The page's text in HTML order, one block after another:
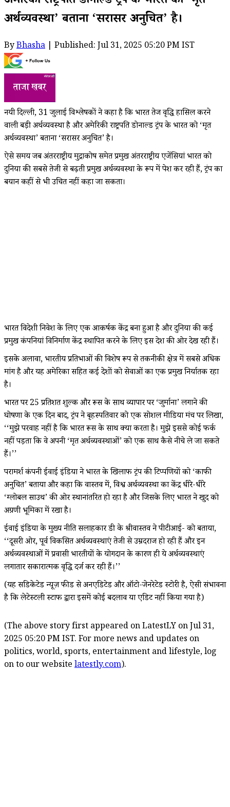
अर्थव्यवस्था’ बताना ‘सरासर अनुचित’ है।
ByBhasha | Published: Jul 31, 2025 05:20 PM IST
नयी दिल्ली, 31 जुलाई विश्लेषकों ने कहा है कि भारत तेज वृद्धि हासिल करने
वाली बड़ी अर्थव्यवस्था है और अमेरिकी राष्ट्रपति डोनाल्ड ट्रंप के भारत को ‘मृत
अर्थव्यवस्था’ बताना ‘सरासर अनुचित’ है।
ऐसे समय जब अंतरराष्ट्रीय मुद्राकोष समेत प्रमुख अंतरराष्ट्रीय एजेंसियां भारत को
दुनिया की सबसे तेजी से बढ़ती प्रमुख अर्थव्यवस्था के रूप में पेश कर रही हैं, ट्रंप का
बयान कहीं से भी उचित नहीं कहा जा सकता।
भारत विदेशी निवेश के लिए एक आकर्षक केंद्र बना हुआ है और दुनिया की कई
प्रमुख कंपनियां विनिर्माण केंद्र स्थापित करने के लिए इस देश की ओर देख रही हैं।
इसके अलावा, भारतीय प्रतिभाओं की विशेष रूप से तकनीकी क्षेत्र में सबसे अधिक
मांग है और यह अमेरिका सहित कई देशों को सेवाओं का एक प्रमुख निर्यातक रहा
है।
भारत पर 25 प्रतिशत शुल्क और रूस के साथ व्यापार पर ‘जुर्माना’ लगाने की
घोषणा के एक दिन बाद, ट्रंप ने बृहस्पतिवार को एक सोशल मीडिया मंच पर लिखा,
‘‘मुझे परवाह नहीं है कि भारत रूस के साथ क्या करता है। मुझे इससे कोई फर्क
नहीं पड़ता कि वे अपनी ‘मृत अर्थव्यवस्थाओं’ को एक साथ कैसे नीचे ले जा सकते
हैं।’’
परामर्श कंपनी ईवाई इंडिया ने भारत के खिलाफ ट्रंप की टिप्पणियों को ‘काफी
अनुचित’ बताया और कहा कि वास्तव में, विश्व अर्थव्यवस्था का केंद्र धीरे-धीरे
‘ग्लोबल साउथ’ की ओर स्थानांतरित हो रहा है और जिसके लिए भारत ने खुद को
अग्रणी भूमिका में रखा है।
ईवाई इंडिया के मुख्य नीति सलाहकार डी के श्रीवास्तव ने पीटीआई- को बताया,
‘‘दूसरी ओर, पूर्व विकसित अर्थव्यवस्थाएं तेजी से उम्रदराज हो रही हैं और इन
अर्थव्यवस्थाओं में प्रवासी भारतीयों के योगदान के कारण ही ये अर्थव्यवस्थाएं
लगातार सकारात्मक वृद्धि दर्ज कर रही हैं।’’
(यह सिंडिकेटेड न्यूज़ फीड से अनएडिटेड और ऑटो-जेनरेटेड स्टोरी है, ऐसी संभावना
है कि लेटेस्टली स्टाफ द्वारा इसमें कोई बदलाव या एडिट नहीं किया गया है)
(The above story first appeared on LatestLY on Jul 31,
2025 05:20 PM IST. For more news and updates on
politics, world, sports, entertainment and lifestyle, log
on to our website latestly.com).